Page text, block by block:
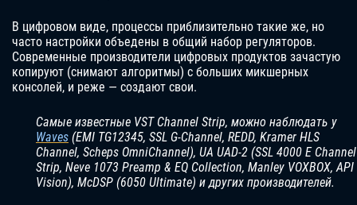
В цифровом виде, процессы приблизительно такие же, но
часто настройки объедены в общий набор регуляторов.
Современные производители цифровых продуктов зачастую
копируют (снимают алгоритмы) с больших микшерных
консолей, и реже — создают свои.
Самые известные VST Channel Strip, можно наблюдать у
Waves (EMI TG12345, SSL G-Channel, REDD, Kramer HLS
Channel, Scheps OmniChannel), UA UAD-2 (SSL 4000 E Channel
Strip, Neve 1073 Preamp & EQ Collection, Manley VOXBOX, API
Vision), McDSP (6050 Ultimate) и других производителей.